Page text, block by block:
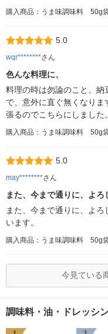
購入商品：うま味調味料
5.0
wqr********さん
色んな料理に、
料理の時は勿論のこと、
で、意外に直ぐ無くなり
張るのでこちらにしました。
購入商品：うま味調味料
5.0
may********さん
また、今まで通りに、よ
また、今まで通りに、よ
います。
購入商品：うま味調味料
今見ている
調味料・油・ドレッシ